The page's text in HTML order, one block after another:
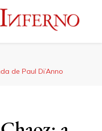
de Paul Di’Anno